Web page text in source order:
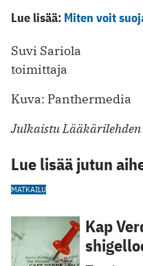
Lue lisää: Miten voit
Suvi Sariola
toimittaja
Kuva: Panthermedia
Julkaistu
Lue lisää jutun
MATKAILU
Kap